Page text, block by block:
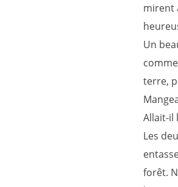
mirent
Un
terre,
Allait-il
Les
forêt.